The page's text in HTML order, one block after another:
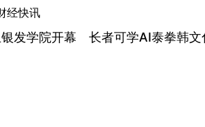
经快讯
发学院开幕 长者可学AI泰拳韩